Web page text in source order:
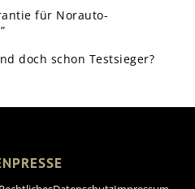
für Norauto-
doch schon Testsieger?